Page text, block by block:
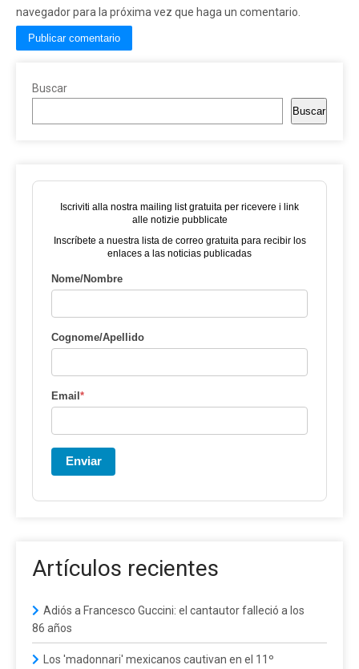
navegador para la próxima vez que haga un comentario.
Buscar
Buscar
Iscriviti alla nostra mailing list gratuita per ricevere i link
alle notizie pubblicate
Inscríbete a nuestra lista de correo gratuita para recibir los
enlaces a las noticias publicadas
Nome/Nombre
Cognome/Apellido
Email*
Enviar
Artículos recientes
Adiós a Francesco Guccini: el cantautor falleció a los
86 años
Los 'madonnari' mexicanos cautivan en el 11º